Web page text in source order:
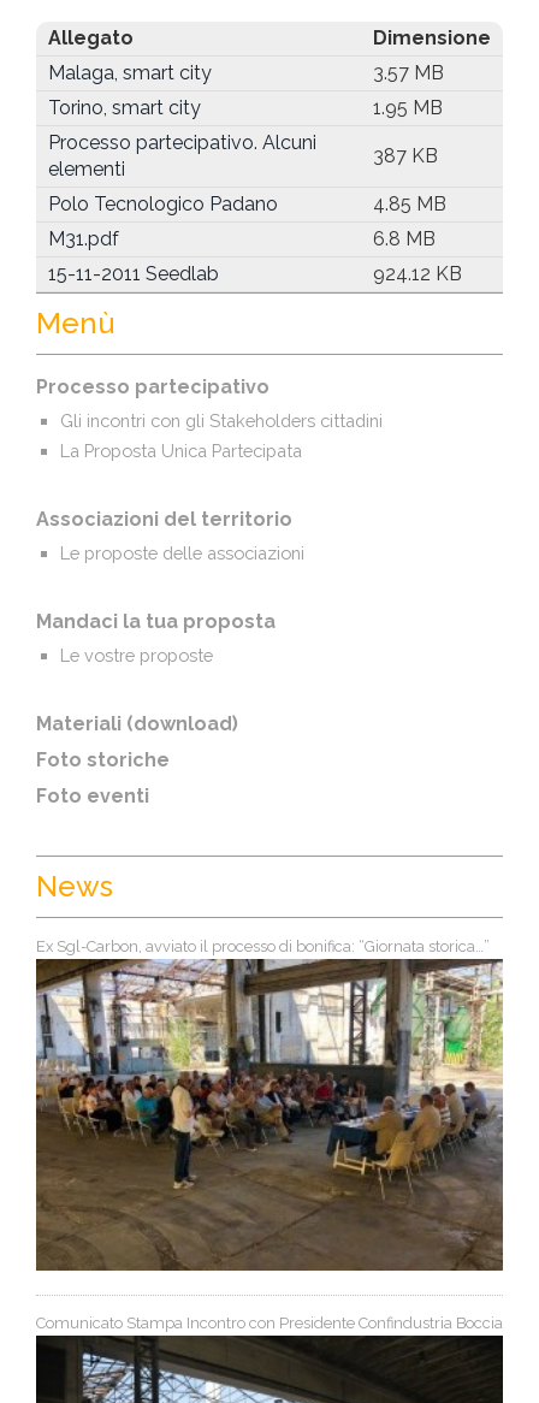
Allegato
Dimensione
Malaga, smart city
3.57 MB
Torino, smart city
1.95 MB
Processo partecipativo. Alcuni
elementi
387 KB
Polo Tecnologico Padano
4.85 MB
M31.pdf
6.8 MB
15-11-2011 Seedlab
924.12 KB
Menù
Processo partecipativo
Gli incontri con gli Stakeholders cittadini
La Proposta Unica Partecipata
Associazioni del territorio
Le proposte delle associazioni
Mandaci la tua proposta
Le vostre proposte
Materiali (download)
Foto storiche
Foto eventi
News
Ex Sgl-Carbon, avviato il processo di bonifica: “Giornata storica…”
Comunicato Stampa Incontro con Presidente Confindustria Boccia